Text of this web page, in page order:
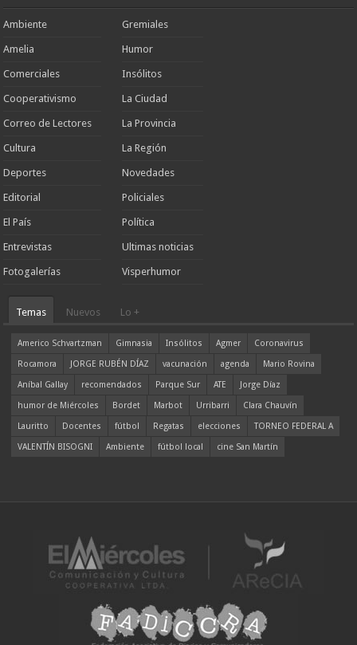
Ambiente
Amelia
Comerciales
Cooperativismo
Correo de Lectores
Cultura
Deportes
Editorial
El País
Entrevistas
Fotogalerías
Gremiales
Humor
Insólitos
La Ciudad
La Provincia
La Región
Novedades
Policiales
Política
Ultimas noticias
Visperhumor
Temas Nuevos Lo +
Americo Schvartzman Gimnasia Insólitos Agmer
Coronavirus
Rocamora
JORGE RUBÉN DÍAZ vacunación agenda
Mario Rovina
Aníbal Gallay
recomendados Parque Sur ATE
Jorge Díaz
humor de Miércoles
Bordet Marbot Urribarri
Clara Chauvín
Lauritto
Docentes fútbol Regatas elecciones
TORNEO FEDERAL A
VALENTÍN BISOGNI
Ambiente fútbol local cine San Martín